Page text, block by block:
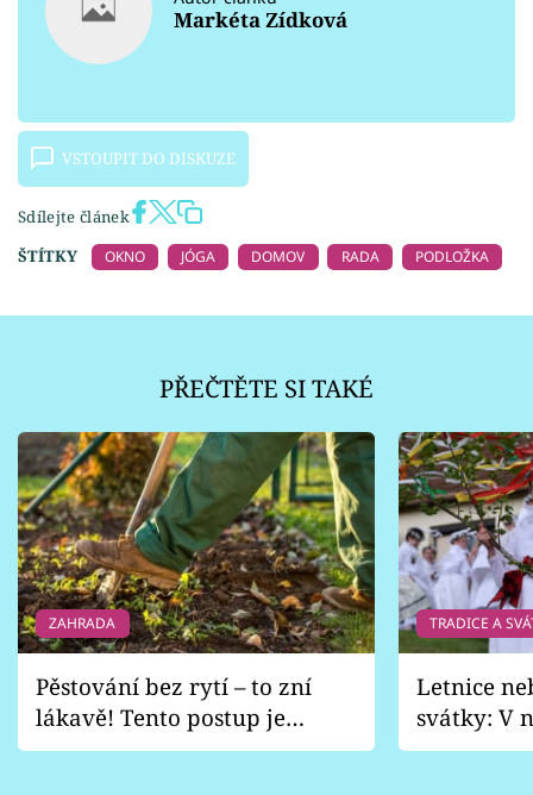
Markéta Zídková
VSTOUPIT DO DISKUZE
Sdílejte článek
ŠTÍTKY
OKNO JÓGA DOMOV RADA PODLOŽKA
PŘEČTĚTE SI TAKÉ
ZAHRADA
Pěstování bez rytí – to zní
lákavě! Tento postup je
vhodný jen pro některé
TRADICE A
Letnice
svátky: V
pondělí